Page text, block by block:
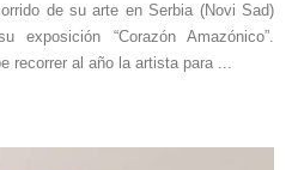
de su arte en Serbia (Novi Sad)
exposición “Corazón Amazónico”.
recorrer al año la artista para ...